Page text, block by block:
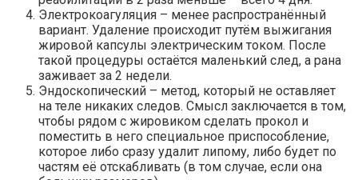
Электрокоагуляция – менее распространённый
вариант. Удаление происходит путём выжигания
жировой капсулы электрическим током. После
такой процедуры остаётся маленький след, а рана
заживает за 2 недели.
Эндоскопический – метод, который не оставляет
на теле никаких следов. Смысл заключается в том,
чтобы рядом с жировиком сделать прокол и
поместить в него специальное приспособление,
которое либо сразу удалит липому, либо будет по
частям её отскабливать (в том случае, если она